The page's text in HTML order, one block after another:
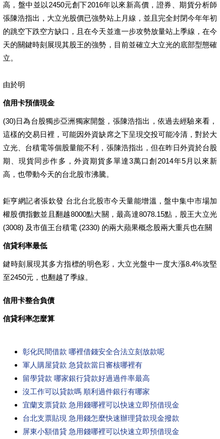
高，盤中並以2450元創下2016年以來新高價，證券、期貨分析師
張陳浩指出，大立光股價已強勢站上月線，並且完全封閉今年年初
的跳空下跌空方缺口，且在今天並進一步攻勢放量站上季線，在今
天的關鍵時刻展現其股王的強勢，目前並確立大立光的底部型態確
立。
由於明
信用卡預借現金
(30)日為台股獨步亞洲獨家開盤，張陳浩指出，依過去經驗來看，
這樣的交易日裡，可能因外資缺席之下呈現交投可能冷清，對於大
立光、台積電等個股量能不利，張陳浩指出，但在昨日外資於台股
期、現貨同步作多，外資期貨多單達3萬口創2014年5月以來新
高，也帶動今天的台北股市沸騰。
鉅亨網記者張欽發 台北台北股市今天量能增溫，盤中集中市場加
權股價指數並且翻越8000點大關，最高達8078.15點，股王大立光
(3008) 及市值王台積電 (2330) 的兩大蘋果概念股兩大重兵也在關
信貸利率最低
鍵時刻展現其多方指標的明色彩，大立光盤中一度大漲8.4%攻堅
至2450元，也翻越了季線。
信用卡整合負債
信貸利率怎麼算
彰化民間借款 哪裡借錢安全合法立刻放款呢
軍人購屋貸款 急貸款當日審核哪裡有
留學貸款 哪家銀行貸款好過過件率最高
沒工作可以貸款嗎 順利過件銀行有哪家
宜蘭支票貸款 急用錢哪裡可以快速立即預借現金
台北支票貼現 急用錢怎麼快速辦理貸款現金撥款
屏東小額借貸 急用錢哪裡可以快速立即預借現金